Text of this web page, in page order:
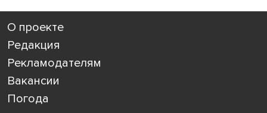
О проекте
Редакция
Рекламодателям
Вакансии
Погода